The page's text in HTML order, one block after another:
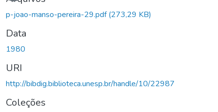
p-joao-manso-pereira-29.pdf(273,29 KB)
Data
1980
URI
http://bibdig.biblioteca.unesp.br/handle/10/22987
Coleções